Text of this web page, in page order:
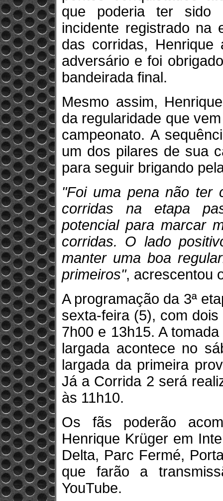
que poderia ter sido
incidente registrado na
das corridas, Henrique
adversário e foi
bandeirada final.
Mesmo assim,
da regularidade que
campeonato. A
um dos pilares de sua
para seguir brigando
"Foi uma pena não ter
corridas na etapa
potencial para marcar
corridas. O lado
manter uma boa
primeiros", acrescentou
A programação da 3ª
sexta-feira (5), com
7h00 e 13h15. A
largada acontece no
largada da primeira
Já a Corrida 2 será
às 11h10.
Os fãs poderão
Henrique Krüger em
Delta, Parc Fermé,
que farão a
YouTube.